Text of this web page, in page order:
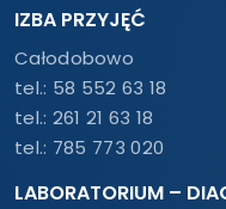
IZBA PRZYJĘĆ
Całodobowo
tel.: 58 552 63 18
tel.: 261 21 63 18
tel.: 785 773 020
LABORATORIUM –